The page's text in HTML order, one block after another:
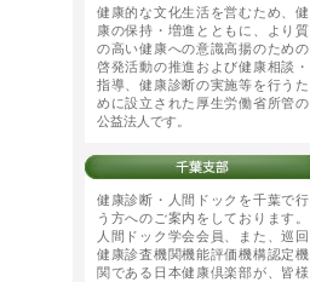
健康的な文化生活を営むため、健
康の保持・増進とともに、より質
の高い健康への意識高揚のための
啓発活動の推進および健康相談・
指導、健康診断の実施等を行うた
めに設立された厚生労働省所管の
公益法人です。
健康診断・人間ドックを千葉で行
う方へのご案内をしております。
人間ドック学会会員、また、巡回
健康診査機関機能評価機構認定機
関である日本健康倶楽部が、皆様